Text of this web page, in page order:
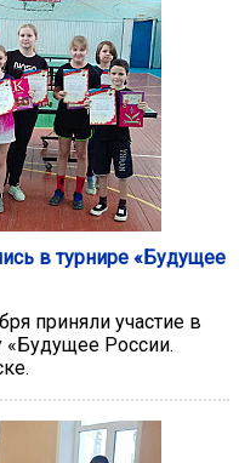
в турнире «Будущее
приняли участие в
«Будущее России.